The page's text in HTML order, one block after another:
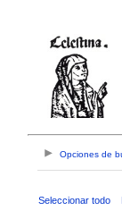
Opciones de
Seleccionar todo